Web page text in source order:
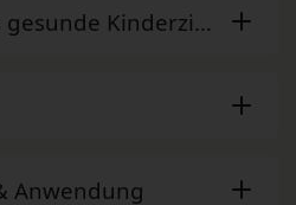
gesunde Kinderzimmer
Anwendung